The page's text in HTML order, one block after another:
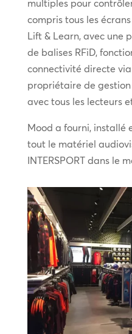
multiples pour
compris tous les
Lift & Learn, avec une
de balises RFiD,
connectivité directe
propriétaire de
avec tous les lecteurs
Mood a fourni, installé
tout le matériel
INTERSPORT dans le